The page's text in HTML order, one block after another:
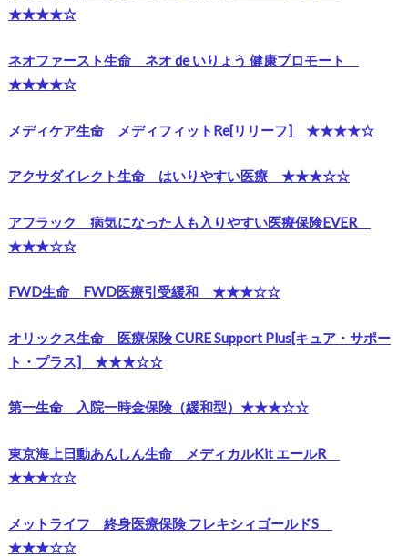
★★★★☆
ネオファースト生命 ネオ de いりょう 健康プロモート
★★★★☆
メディケア生命 メディフィットRe[リリーフ] ★★★★☆
アクサダイレクト生命 はいりやすい医療 ★★★☆☆
アフラック 病気になった人も入りやすい医療保険EVER
★★★☆☆
FWD生命 FWD医療引受緩和 ★★★☆☆
オリックス生命 医療保険 CURE Support Plus[キュア・サポー
ト・プラス] ★★★☆☆
第一生命 入院一時金保険（緩和型）★★★☆☆
東京海上日動あんしん生命 メディカルKit エールR
★★★☆☆
メットライフ 終身医療保険 フレキシィゴールドS
★★★☆☆